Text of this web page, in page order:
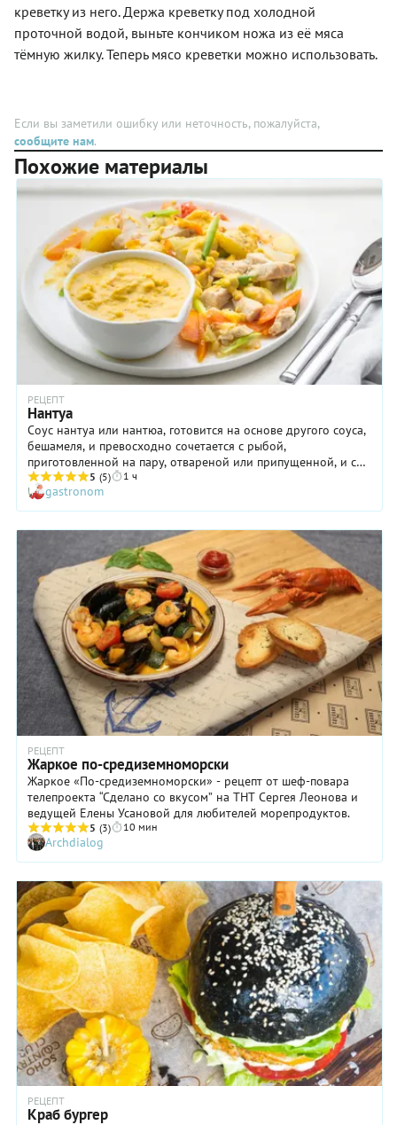
креветку из него. Держа креветку под холодной
проточной водой, выньте кончиком ножа из её мяса
тёмную жилку. Теперь мясо креветки можно использовать.
Если вы заметили ошибку или неточность, пожалуйста,
сообщите нам.
Похожие материалы
РЕЦЕПТ
Нантуа
Соус нантуа или нантюа, готовится на основе другого соуса,
бешамеля, и превосходно сочетается с рыбой,
приготовленной на пару, отвареной или припущенной, и с
морепродуктами.
5 (5) 1 ч
gastronom
РЕЦЕПТ
Жаркое по-средиземноморски
Жаркое «По-средиземноморски» - рецепт от шеф-повара
телепроекта “Сделано со вкусом” на ТНТ Сергея Леонова и
ведущей Елены Усановой для любителей морепродуктов.
5 (3) 10 мин
Archdialog
РЕЦЕПТ
Краб бургер